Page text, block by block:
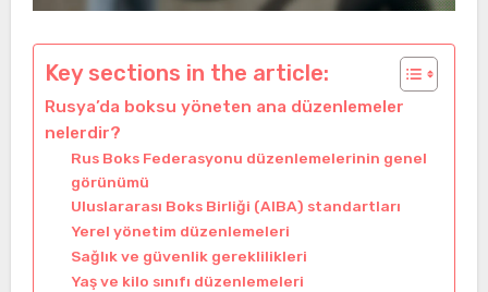
Key sections in the article:
Rusya’da boksu yöneten ana düzenlemeler
nelerdir?
Rus Boks Federasyonu düzenlemelerinin genel
görünümü
Uluslararası Boks Birliği (AIBA) standartları
Yerel yönetim düzenlemeleri
Sağlık ve güvenlik gereklilikleri
Yaş ve kilo sınıfı düzenlemeleri